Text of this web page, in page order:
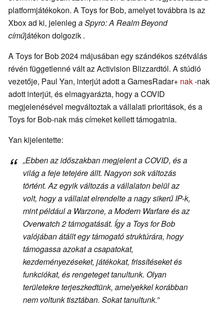
platformjátékokon. A Toys for Bob, amelyet továbbra is az
Xbox ad ki, jelenleg a Spyro: A Realm Beyond
címűjátékon dolgozik.
A Toys for Bob 2024 májusában egy szándékos szétválás
révén függetlenné vált az Activision Blizzardtól. A stúdió
vezetője, Paul Yan, interjút adott a GamesRadar+ nak-nak
adott interjút, és elmagyarázta, hogy a COVID
megjelenésével megváltoztak a vállalati prioritások, és a
Toys for Bob-nak más címeket kellett támogatnia.
Yan kijelentette:
„Ebben az időszakban megjelent a COVID, és a
világ a feje tetejére állt. Nagyon sok változás
történt. Az egyik változás a vállalaton belül az
volt, hogy a vállalat elrendelte a nagy sikerű IP-k,
mint példáula Warzone, a Modern Warfare és az
Overwatch 2támogatását. Így a Toys for Bob
valójában átállt egy támogató struktúrára, hogy
támogassa azokat a csapatokat,
kezdeményezéseket, játékokat, frissítéseket és
funkciókat, és rengeteget tanultunk. Olyan
területekre terjeszkedtünk, amelyekkel korábban
nem voltunk tisztában. Sokat tanultunk.”